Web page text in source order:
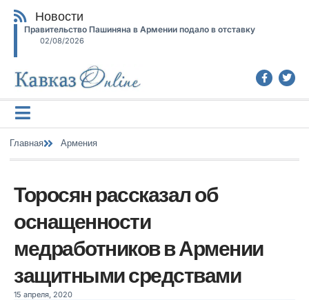
Новости
Правительство Пашиняна в Армении подало в отставку
02/08/2026
Главная Армения
Торосян рассказал об
оснащенности
медработников в Армении
защитными средствами
15 апреля, 2020